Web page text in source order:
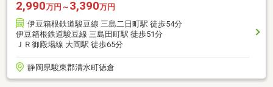
2,990万円～ 3,390万円
伊豆箱根鉄道駿豆線 三島二日町駅 徒歩54分
伊豆箱根鉄道駿豆線 三島田町駅 徒歩51分
ＪＲ御殿場線 大岡駅 徒歩65分
静岡県駿東郡清水町徳倉